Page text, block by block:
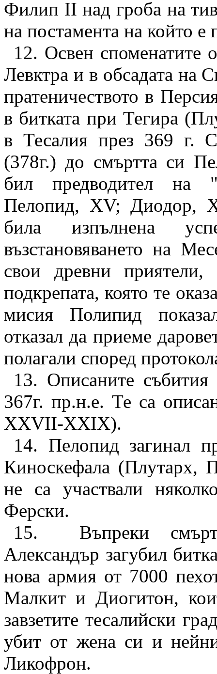
Филип ІІ над гроба на
на постамента на който
12. Освен споменатите
Левктра и в обсадата на
пратеничеството в
в битката при Тегира (
в Тесалия през 369 г.
(378г.) до смъртта си
бил предводител на
Пелопид, XV;Диодор,
била изпълнена
възстановяването на
свои древни
подкрепата, която те
мисия Полипид
отказал да приеме
полагали според
13. Описаните събития
367г. пр.н.е. Те са
XXVII-XXIX).
14. Пелопид загинал
Киноскефала (Плутарх,
не са участвали
Ферски.
15.
Въпреки
Александър загубил
нова армия от 7000
Малкит и Диогитон,
завзетите тесалийски
убит от жена си и
Ликофрон.